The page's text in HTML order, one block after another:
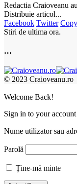
Redactia Craioveanu
Distribuie articol...
Facebook Twitter
Stiri de ultima ora.
…
© 2023 Craioveanu.ro
Welcome Back!
Sign in to your account
Nume utilizator sau
Parolă
Ține-mă minte